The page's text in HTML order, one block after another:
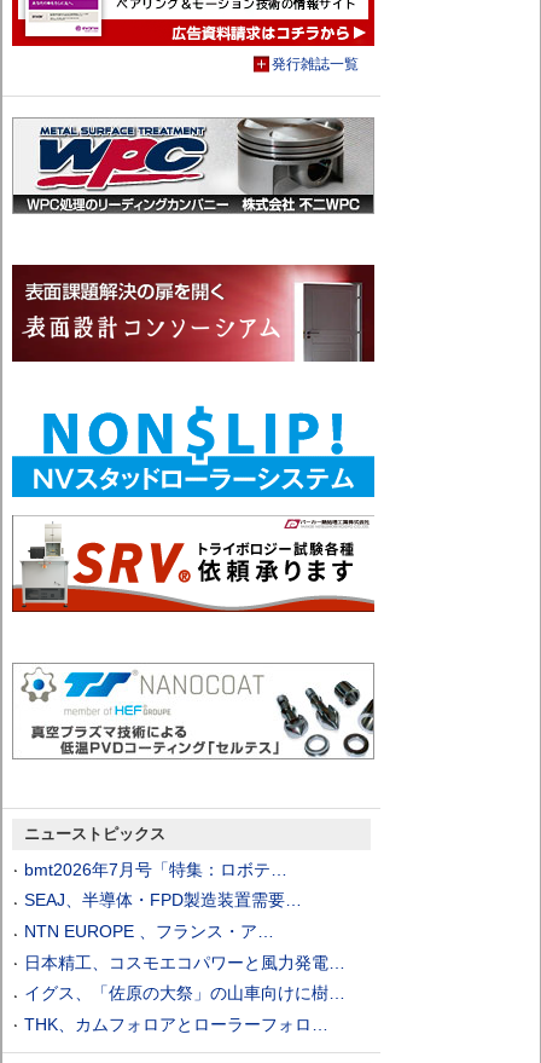
発行雑誌一覧
ニューストピックス
bmt2026年7月号「特集：ロボテ…
SEAJ、半導体・FPD製造装置需要…
NTN EUROPE 、フランス・ア…
日本精工、コスモエコパワーと風力発電…
イグス、「佐原の大祭」の山車向けに樹…
THK、カムフォロアとローラーフォロ…